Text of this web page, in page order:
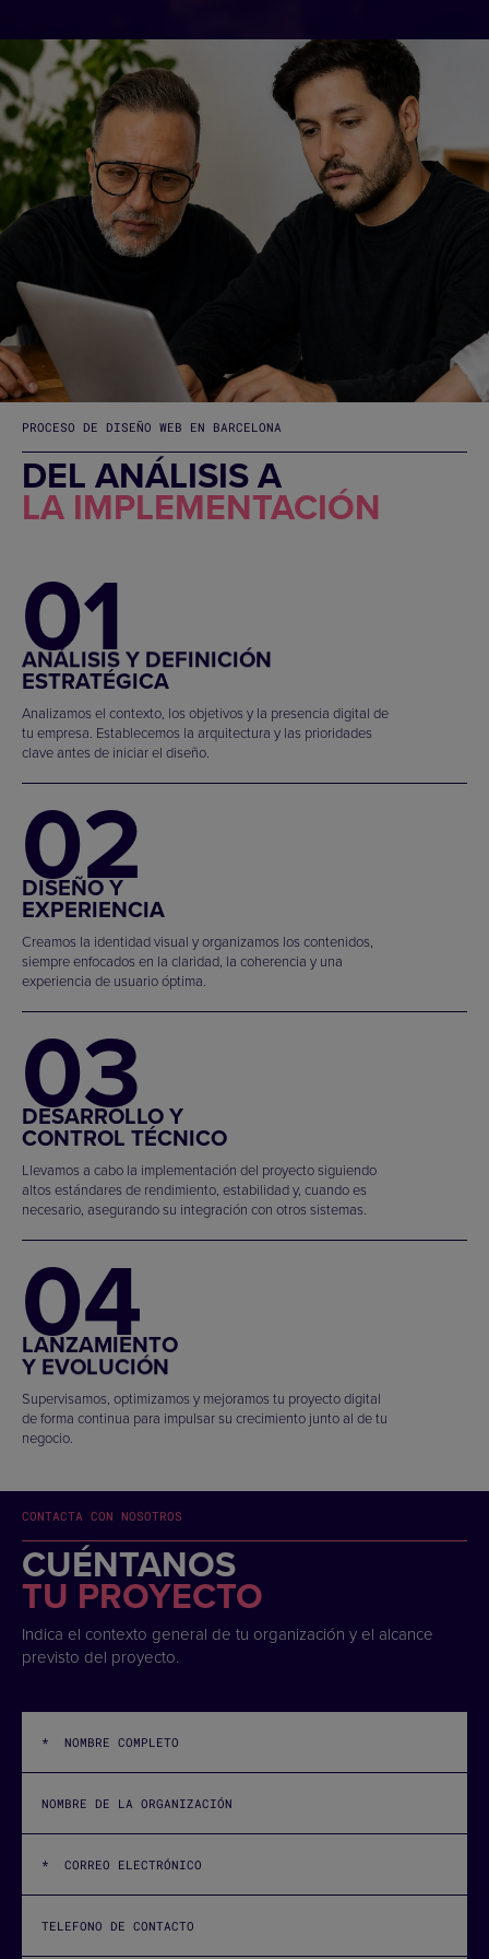
PROCESO DE DISEÑO WEB EN BARCELONA
DEL ANÁLISIS A
LA IMPLEMENTACIÓN
01
ANÁLISIS Y DEFINICIÓN
ESTRATÉGICA
Analizamos el contexto, los objetivos y la presencia digital de
tu empresa. Establecemos la arquitectura y las prioridades
clave antes de iniciar el diseño.
02
DISEÑO Y
EXPERIENCIA
Creamos la identidad visual y organizamos los contenidos,
siempre enfocados en la claridad, la coherencia y una
experiencia de usuario óptima.
03
DESARROLLO Y
CONTROL TÉCNICO
Llevamos a cabo la implementación del proyecto siguiendo
altos estándares de rendimiento, estabilidad y, cuando es
necesario, asegurando su integración con otros sistemas.
04
LANZAMIENTO
Y EVOLUCIÓN
Supervisamos, optimizamos y mejoramos tu proyecto digital
de forma continua para impulsar su crecimiento junto al de tu
negocio.
CONTACTA CON NOSOTROS
CUÉNTANOS
TU PROYECTO
Indica el contexto general de tu organización y el alcance
previsto del proyecto.